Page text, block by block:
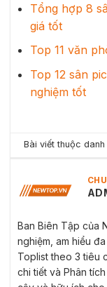
Tổng hợp 8
giá tốt
Top 11 văn
Top 12 sân
nghiệm tốt
Bài viết thuộc danh
Ban Biên Tập của
nghiệm, am hiểu
Toplist theo 3 tiêu
chi tiết và Phân